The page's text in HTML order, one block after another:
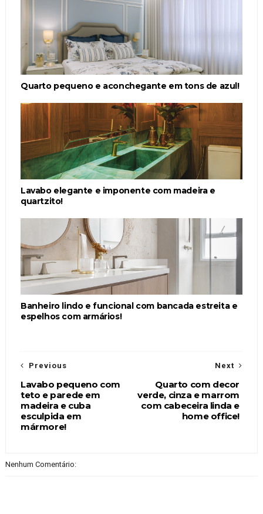
Quarto pequeno e aconchegante em tons de azul!
Lavabo elegante e imponente com madeira e
quartzito!
Banheiro lindo e funcional com bancada estreita e
espelhos com armários!
Next
Quarto com decor
verde, cinza e marrom
com cabeceira linda e
home office!
Previous
Lavabo pequeno com
teto e parede em
madeira e cuba
esculpida em
mármore!
Nenhum Comentário: